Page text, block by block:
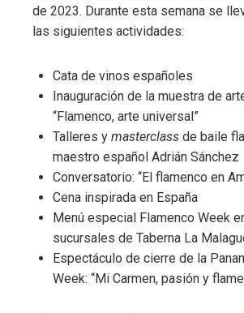
de 2023. Durante esta semana se
las siguientes actividades:
Cata de vinos españoles
Inauguración de la muestra de
“Flamenco, arte universal”
Talleres y masterclass de baile
maestro español Adrián Sánchez
Conversatorio: “El flamenco en
Cena inspirada en España
Menú especial Flamenco Week
sucursales de Taberna La
Espectáculo de cierre de la
Week: “Mi Carmen, pasión y